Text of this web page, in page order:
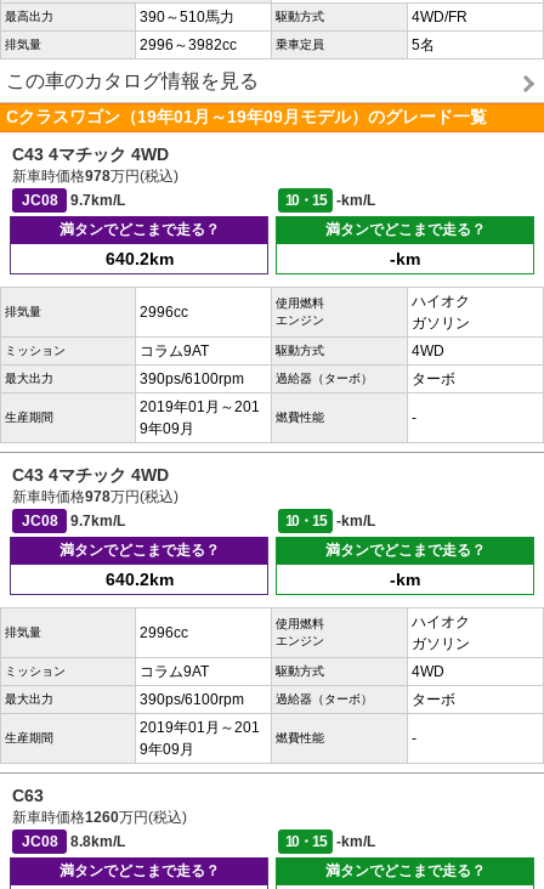
最高出力 390～510馬力 駆動方式 4WD/FR
排気量 2996～3982cc 乗車定員 5名
この車のカタログ情報を見る
Cクラスワゴン（19年01月～19年09月モデル）のグレード一覧
C43 4マチック 4WD
新車時価格978万円(税込)
JC08
9.7km/L 10・15
-km/L
満タンでどこまで走る？
640.2km
満タンでどこまで走る？
-km
排気量 2996cc
使用燃料
エンジン
ハイオク
ガソリン
ミッション コラム9AT 駆動方式 4WD
最大出力 390ps/6100rpm 過給器（ターボ） ターボ
生産期間
2019年01月～201
9年09月
燃費性能 -
C43 4マチック 4WD
新車時価格978万円(税込)
JC08
9.7km/L 10・15
-km/L
満タンでどこまで走る？
640.2km
満タンでどこまで走る？
-km
排気量 2996cc
使用燃料
エンジン
ハイオク
ガソリン
ミッション コラム9AT 駆動方式 4WD
最大出力 390ps/6100rpm 過給器（ターボ） ターボ
生産期間
2019年01月～201
9年09月
燃費性能 -
C63
新車時価格1260万円(税込)
JC08
8.8km/L 10・15
-km/L
満タンでどこまで走る？
満タンでどこまで走る？